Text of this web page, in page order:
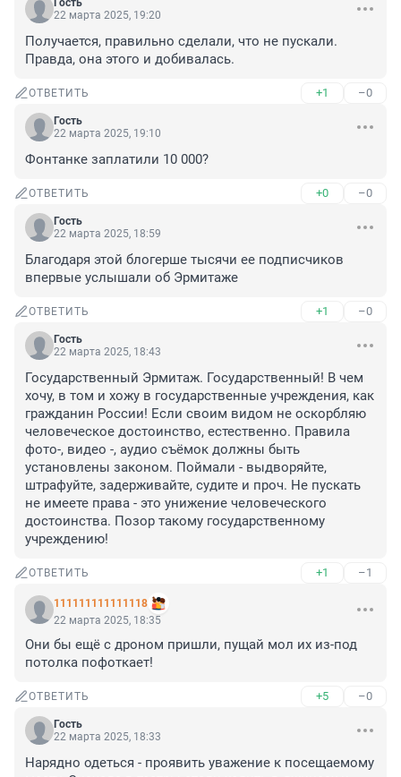
Гость
22 марта 2025, 19:20
Получается, правильно сделали, что не пускали.
Правда, она этого и добивалась.
ОТВЕТИТЬ +1 –0
Гость
22 марта 2025, 19:10
Фонтанке заплатили 10 000?
ОТВЕТИТЬ +0 –0
Гость
22 марта 2025, 18:59
Благодаря этой блогерше тысячи ее подписчиков
впервые услышали об Эрмитаже
ОТВЕТИТЬ +1 –0
Гость
22 марта 2025, 18:43
Государственный Эрмитаж. Государственный! В чем
хочу, в том и хожу в государственные учреждения, как
гражданин России! Если своим видом не оскорбляю
человеческое достоинство, естественно. Правила
фото-, видео -, аудио съёмок должны быть
установлены законом. Поймали - выдворяйте,
штрафуйте, задерживайте, судите и проч. Не пускать
не имеете права - это унижение человеческого
достоинства. Позор такому государственному
учреждению!
ОТВЕТИТЬ +1 –1
111111111111118
22 марта 2025, 18:35
Они бы ещё с дроном пришли, пущай мол их из-под
потолка пофоткает!
ОТВЕТИТЬ +5 –0
Гость
22 марта 2025, 18:33
Нарядно одеться - проявить уважение к посещаемому